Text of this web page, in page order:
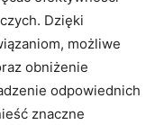
Dzięki
możliwe
obniżenie
odpowiednich
znaczne